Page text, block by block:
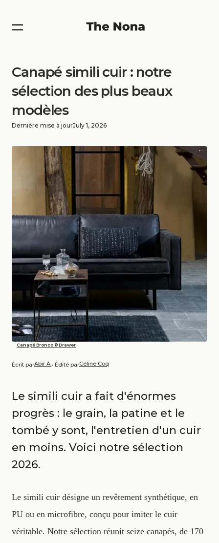
Canapé simili cuir : notre
sélection des plus beaux
modèles
Dernière mise à jourJuly 1, 2026
Canapé Bronco © Drawer
Écrit parAbir A.• Édité parCéline Coq
Le simili cuir a fait d'énormes
progrès : le grain, la patine et le
tombé y sont, l'entretien d'un cuir
en moins. Voici notre sélection
2026.
Le simili cuir désigne un revêtement synthétique, en
PU ou en microfibre, conçu pour imiter le cuir
véritable. Notre sélection réunit seize canapés, de 170